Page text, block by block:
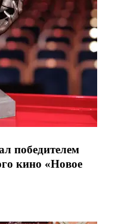
победителем
кино «Новое